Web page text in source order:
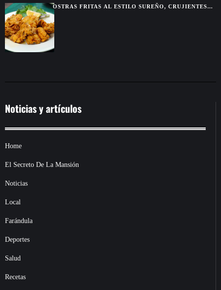
OSTRAS FRITAS AL ESTILO SUREÑO, CRUJIENTES
POR FUERA Y JUGOSAS POR DENTRO
Noticias y artículos
Home
El Secreto De La Mansión
Noticias
Local
Farándula
Deportes
Salud
Recetas